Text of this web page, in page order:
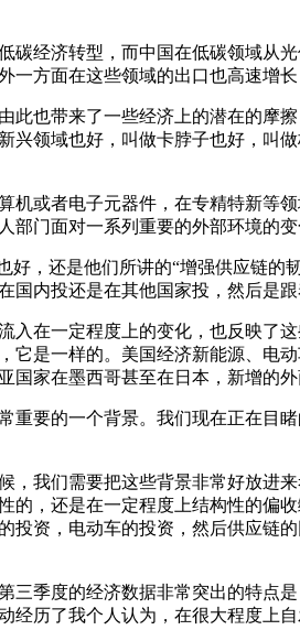
经济转型，而中国在低碳领域从
方面在这些领域的出口也高速增
也带来了一些经济上的潜在的摩
领域也好，叫做卡脖子也好，叫
或者电子元器件，在专精特新等
门面对一系列重要的外部环境的
，还是他们所讲的“增强供应链
内投还是在其他国家投，然后是
入在一定程度上的变化，也反映
它是一样的。美国经济新能源、电
家在墨西哥甚至在日本，新增的外
要的一个背景。我们现在正在目
，我们需要把这些背景非常好放
，还是在一定程度上结构性的偏
资，电动车的投资，然后供应链
季度的经济数据非常突出的特点
历了我个人认为，在很大程度上